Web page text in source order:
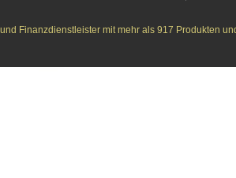
Finanzdienstleister mit mehr als 917 Produkten